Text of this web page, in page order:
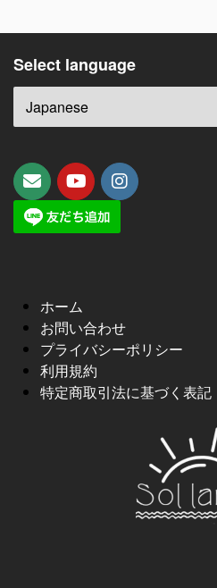
Select language
ホーム
お問い合わせ
プライバシーポリシー
利用規約
特定商取引法に基づく表記